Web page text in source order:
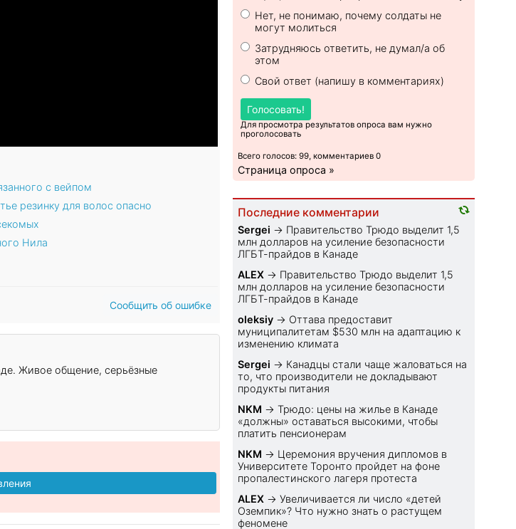
с вейпом
резинку для волос опасно
Нила
Сообщить об ошибке
Живое общение, серьёзные
Нет, не понимаю, почему солдаты не
могут молиться
Затрудняюсь ответить, не думал/а об
этом
Свой ответ (напишу в комментариях)
Голосовать!
Для просмотра результатов опроса вам нужно
проголосовать
Всего голосов: 99, комментариев 0
Страница опроса »
Последние комментарии
Sеrgei → Правительство Трюдо выделит 1,5
млн долларов на усиление безопасности
ЛГБТ-прайдов в Канаде
ALEX → Правительство Трюдо выделит 1,5
млн долларов на усиление безопасности
ЛГБТ-прайдов в Канаде
oleksiy → Оттава предоставит
муниципалитетам $530 млн на адаптацию к
изменению климата
Sеrgei → Канадцы стали чаще жаловаться на
то, что производители не докладывают
продукты питания
NKM →Трюдо: цены на жилье в Канаде
«должны» оставаться высокими, чтобы
платить пенсионерам
NKM → Церемония вручения дипломов в
Университете Торонто пройдет на фоне
пропалестинского лагеря протеста
ALEX →Увеличивается ли число «детей
Оземпик»? Что нужно знать о растущем
феномене